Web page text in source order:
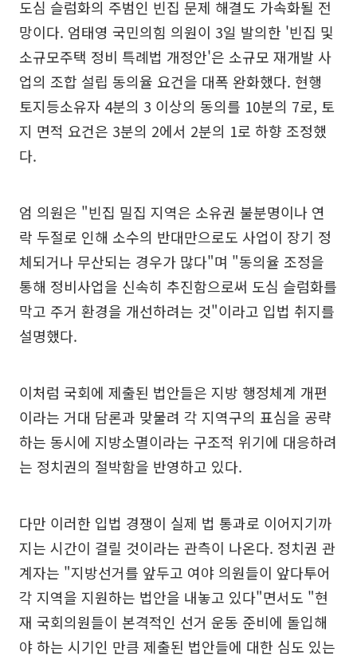
도심 슬럼화의 주범인 빈집 문제 해결도 가속화될 전
망이다. 엄태영 국민의힘 의원이 3일 발의한 '빈집 및
소규모주택 정비 특례법 개정안'은 소규모 재개발 사
업의 조합 설립 동의율 요건을 대폭 완화했다. 현행
토지등소유자 4분의 3 이상의 동의를 10분의 7로, 토
지 면적 요건은 3분의 2에서 2분의 1로 하향 조정했
다.
엄 의원은 "빈집 밀집 지역은 소유권 불분명이나 연
락 두절로 인해 소수의 반대만으로도 사업이 장기 정
체되거나 무산되는 경우가 많다"며 "동의율 조정을
통해 정비사업을 신속히 추진함으로써 도심 슬럼화를
막고 주거 환경을 개선하려는 것"이라고 입법 취지를
설명했다.
이처럼 국회에 제출된 법안들은 지방 행정체계 개편
이라는 거대 담론과 맞물려 각 지역구의 표심을 공략
하는 동시에 지방소멸이라는 구조적 위기에 대응하려
는 정치권의 절박함을 반영하고 있다.
다만 이러한 입법 경쟁이 실제 법 통과로 이어지기까
지는 시간이 걸릴 것이라는 관측이 나온다. 정치권 관
계자는 "지방선거를 앞두고 여야 의원들이 앞다투어
각 지역을 지원하는 법안을 내놓고 있다"면서도 "현
재 국회의원들이 본격적인 선거 운동 준비에 돌입해
야 하는 시기인 만큼 제출된 법안들에 대한 심도 있는